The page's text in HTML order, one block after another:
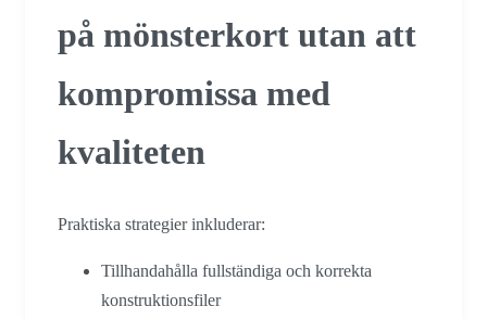
på mönsterkort utan att
kompromissa med
kvaliteten
Praktiska strategier inkluderar:
Tillhandahålla fullständiga och korrekta
konstruktionsfiler